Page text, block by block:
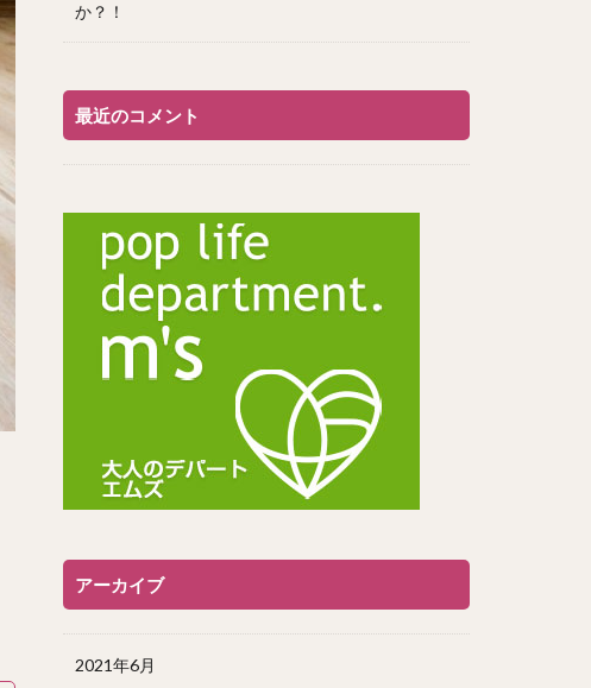
か？！
最近のコメント
アーカイブ
2021年6月